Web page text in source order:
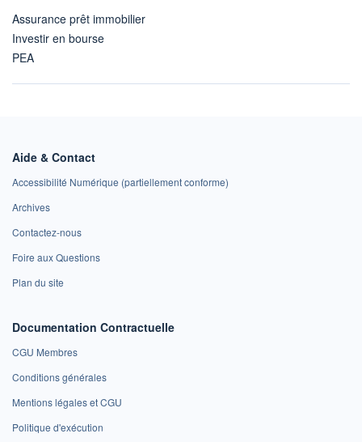
Assurance prêt immobilier
Investir en bourse
PEA
Aide & Contact
Accessibilité Numérique (partiellement conforme)
Archives
Contactez-nous
Foire aux Questions
Plan du site
Documentation Contractuelle
CGU Membres
Conditions générales
Mentions légales et CGU
Politique d'exécution